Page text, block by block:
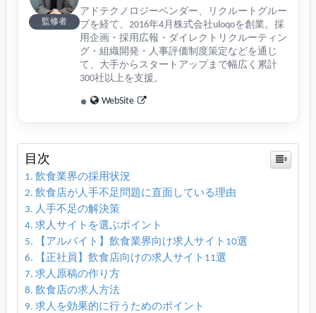
監修者
アドテクノロジーベンダー、リクルートグルー
プを経て、2016年4月株式会社uloqoを創業。採
用企画・採用広報・ダイレクトリクルーティン
グ・組織開発・人事評価制度策定などを通じ
て、大手からスタートアップまで幅広く累計
300社以上を支援。
WebSite
目次
飲食業界の採用状況
飲食店が人手不足問題に直面している理由
人手不足の解決策
求人サイトを選ぶポイント
【アルバイト】飲食業界向け求人サイト10選
【正社員】飲食店向けの求人サイト11選
求人原稿の作り方
飲食店の求人方法
求人を効果的に行うためのポイント